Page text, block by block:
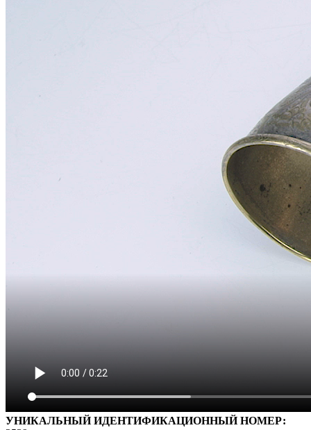
УНИКАЛЬНЫЙ ИДЕНТИФИКАЦИОННЫЙ НОМЕР: